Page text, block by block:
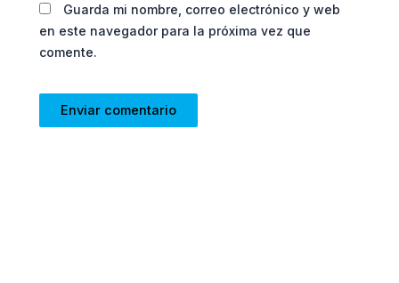
Guarda mi nombre, correo electrónico y web
en este navegador para la próxima vez que
comente.